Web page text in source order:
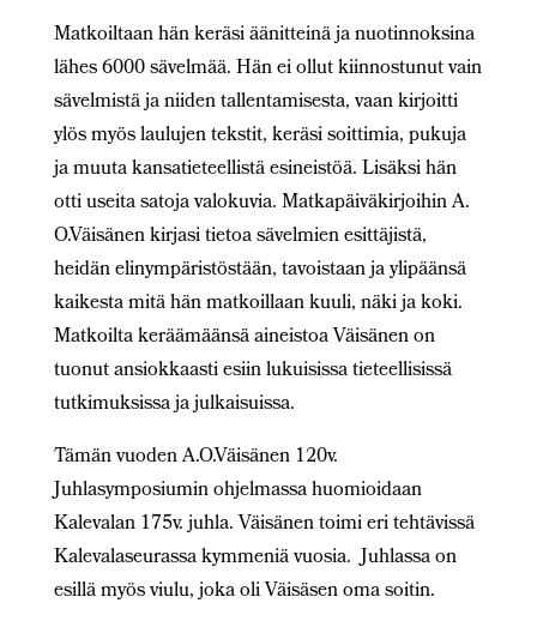
Matkoiltaan hän keräsi äänitteinä ja nuotinnoksina
lähes 6000 sävelmää. Hän ei ollut kiinnostunut vain
sävelmistä ja niiden tallentamisesta, vaan kirjoitti
ylös myös laulujen tekstit, keräsi soittimia, pukuja
ja muuta kansatieteellistä esineistöä. Lisäksi hän
otti useita satoja valokuvia. Matkapäiväkirjoihin A.
O.Väisänen kirjasi tietoa sävelmien esittäjistä,
heidän elinympäristöstään, tavoistaan ja ylipäänsä
kaikesta mitä hän matkoillaan kuuli, näki ja koki.
Matkoilta keräämäänsä aineistoa Väisänen on
tuonut ansiokkaasti esiin lukuisissa tieteellisissä
tutkimuksissa ja julkaisuissa.
Tämän vuoden A.O.Väisänen 120v.
Juhlasymposiumin ohjelmassa huomioidaan
Kalevalan 175v. juhla. Väisänen toimi eri tehtävissä
Kalevalaseurassa kymmeniä vuosia. Juhlassa on
esillä myös viulu, joka oli Väisäsen oma soitin.